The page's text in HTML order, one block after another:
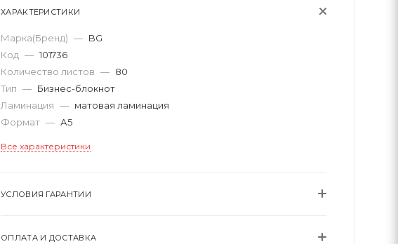
ХАРАКТЕРИСТИКИ
Марка(Бренд) — BG
Код — 101736
Количество листов — 80
Тип — Бизнес-блокнот
Ламинация — матовая ламинация
Формат — А5
Все характеристики
УСЛОВИЯ ГАРАНТИИ
ОПЛАТА И ДОСТАВКА